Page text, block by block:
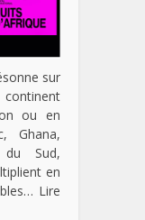
sur
ou en
Ghana,
du Sud,
en
Lire